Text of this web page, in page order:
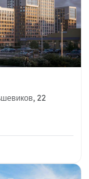
22